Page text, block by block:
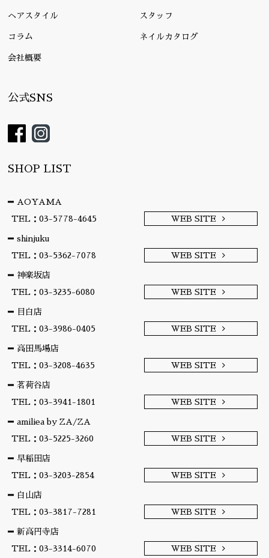
ヘアスタイル スタッフ
コラム ネイルカタログ
会社概要
公式SNS
SHOP LIST
AOYAMA
TEL：03-5778-4645
WEB SITE
shinjuku
TEL：03-5362-7078
WEB SITE
神楽坂店
TEL：03-3235-6080
WEB SITE
目白店
TEL：03-3986-0405
WEB SITE
高田馬場店
TEL：03-3208-4635
WEB SITE
茗荷谷店
TEL：03-3941-1801
WEB SITE
amiliea by ZA/ZA
TEL：03-5225-3260
WEB SITE
早稲田店
TEL：03-3203-2854
WEB SITE
白山店
TEL：03-3817-7281
WEB SITE
新高円寺店
TEL：03-3314-6070
WEB SITE